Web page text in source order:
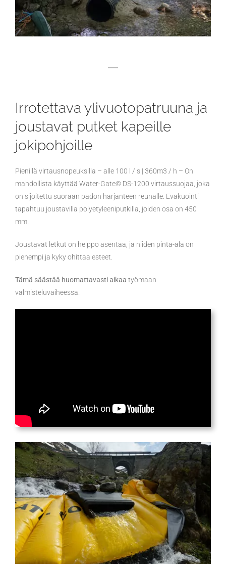
Irrotettava ylivuotopatruuna ja
joustavat putket kapeille
jokipohjoille
Pienillä virtausnopeuksilla – alle 100 l / s | 360m3 / h – On
mahdollista käyttää Water-Gate© DS-1200 virtaussuojaa, joka
on sijoitettu suoraan padon harjanteen reunalle. Evakuointi
tapahtuu joustavilla polyetyleeniputkilla, joiden osa on 450
mm.
Joustavat letkut on helppo asentaa, ja niiden pinta-ala on
pienempi ja kyky ohittaa esteet.
Tämä säästää huomattavasti aikaa työmaan
valmisteluvaiheessa.